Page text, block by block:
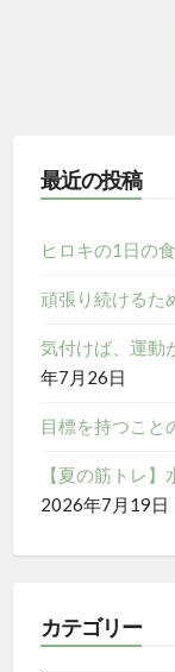
ゲ
ー
シ
ョ
ン
最近の投稿
ヒロキの1日の
頑張り続けるた
気付けば、運動
年7月26日
目標を持つこと
【夏の筋トレ
2026年7月19日
カテゴリー